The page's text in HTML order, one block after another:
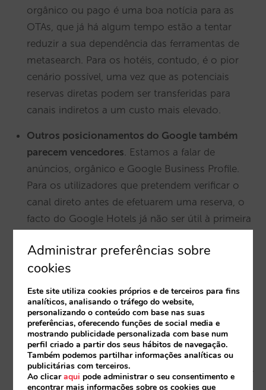
orgânico ou pago é uma boa notícia para as
OTAs, que já há algum tempo estão a tentar
reduzir a sua dependência das ferramentas de
metasearch. Para os hotéis, contudo, é o pior
cenário possível, uma vez que as potenciais
reservas diretas podem ser transferidas para
canais indiretos a um custo mais elevado.
Outros posicionamentos do Google também
parecem vencedores . Estamos a falar de
anúncios, orgânico e Google Business Profile.
Para os utilizadores que pretendem verificar o
canal direto antes de efetuarem uma reserva, o
facto do Google Hotels já não ser útil à primeira
encontrar facilmente a ligação para o site do
hotel no Google, seja em anúncios,
organicamente ou diretamente no Google
Business Profile. Por conseguinte, outros
produtos do Google podem obter algum do
tráfego que o Google Hotels está a perder. Do
ponto de vista do hotel, não são más notícias,
uma vez que as reservas continuam a ser diretas,
embora possam implicar custos mais elevados,
Administrar preferências sobre
cookies
Este site utiliza cookies próprios e de terceiros para fins
analíticos, analisando o tráfego do website,
personalizando o conteúdo com base nas suas
preferências, oferecendo funções de social media e
mostrando publicidade personalizada com base num
perfil criado a partir dos seus hábitos de navegação.
Também podemos partilhar informações analíticas ou
publicitárias com terceiros.
Ao clicaraqui pode administrar o seu consentimento e
encontrar mais informações sobre os cookies que